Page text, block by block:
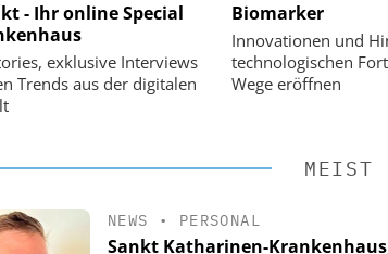
- Ihr online Special
exklusive Interviews
Trends aus der digitalen
Biomarker
Innovationen und
technologischen
Wege eröffnen
Digitalisierung im
Von digitaler
zur KI-fähigen Steuerung
Ordnung zur
MEIST
NEWS • PERSONAL
Sankt Katharinen-